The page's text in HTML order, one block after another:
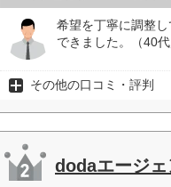
希望を丁寧に調整
できました。（40代
その他の口コミ・評判
dodaエージ